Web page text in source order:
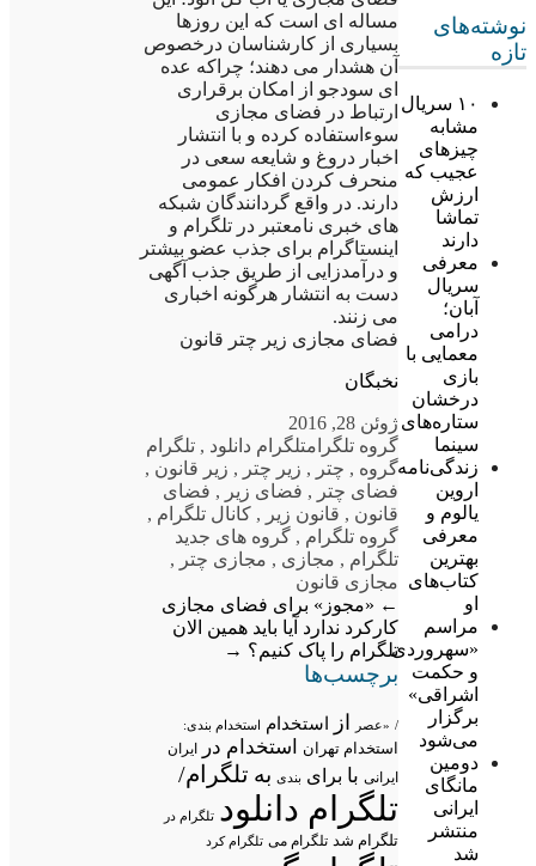
نوشته‌های
تازه
۱۰ سریال
مشابه
چیزهای
عجیب که
ارزش
تماشا
دارند
معرفی
سریال
آبان؛
درامی
معمایی با
بازی
درخشان
ستاره‌های
سینما
زندگی‌نامه
اروین
یالوم و
معرفی
بهترین
کتاب‌های
او
مراسم
«سهروردی
و حکمت
اشراقی»
برگزار
می‌شود
دومین
مانگای
ایرانی
منتشر
شد
مساله ای است که این روزها
بسیاری از کارشناسان درخصوص
آن هشدار می دهند؛ چراکه عده
ای سودجو از امکان برقراری
ارتباط در فضای مجازی
سوءاستفاده کرده و با انتشار
اخبار دروغ و شایعه سعی در
منحرف کردن افکار عمومی
دارند. در واقع گردانندگان شبکه
های خبری نامعتبر در تلگرام و
اینستاگرام برای جذب عضو بیشتر
و درآمدزایی از طریق جذب آگهی
دست به انتشار هرگونه اخباری
می زنند.
فضای مجازی زیر چتر قانون
نخبگان
ژوئن 28, 2016
گروه تلگرامتلگرام دانلود , تلگرام
گروه , چتر , زیر چتر , زیر قانون ,
فضای چتر , فضای زیر , فضای
قانون , قانون زیر , کانال تلگرام ,
گروه تلگرام , گروه های جدید
تلگرام , مجازی , مجازی چتر ,
مجازی قانون
← «مجوز» برای فضای مجازی
کارکرد ندارد آیا باید همین الان
تلگرام را پاک کنیم؟ →
برچسب‌ها
/ «عصر از استخدام استخدام بندی:
استخدام تهران استخدام در ایران
ایرانی با برای بندی به تلگرام/
تلگرام دانلود تلگرام در
تلگرام شد تلگرام می تلگرام کرد